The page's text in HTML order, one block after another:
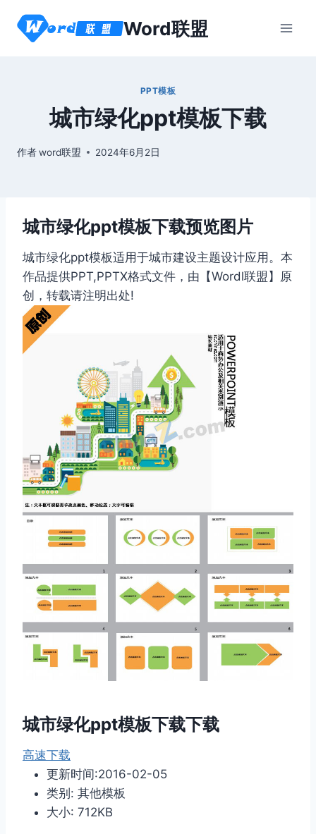
Word联盟
PPT模板
城市绿化ppt模板下载
作者word联盟 2024年6月2日
城市绿化ppt模板下载预览图片
城市绿化ppt模板适用于城市建设主题设计应用。本
作品提供PPT,PPTX格式文件，由【Wordl联盟】原
创，转载请注明出处!
城市绿化ppt模板下载下载
高速下载
更新时间:2016-02-05
类别: 其他模板
大小: 712KB